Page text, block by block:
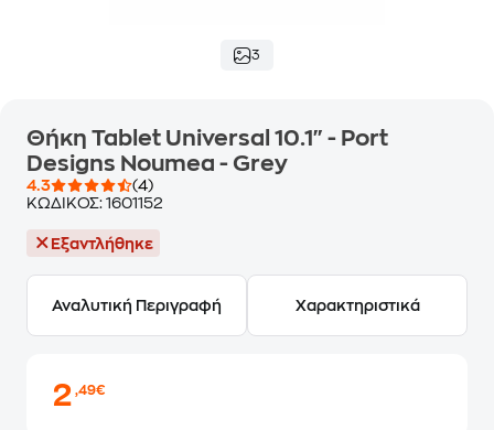
3
Θήκη Tablet Universal 10.1" - Port
Designs Noumea - Grey
4.3
(4)
ΚΩΔΙΚΟΣ: 1601152
Εξαντλήθηκε
Αναλυτική Περιγραφή Χαρακτηριστικά
2,49€